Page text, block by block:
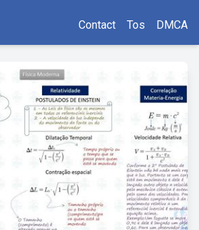
Contact Tos DMCA